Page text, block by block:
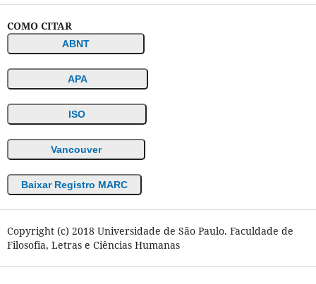
COMO CITAR
ABNT
APA
ISO
Vancouver
Baixar Registro MARC
Copyright (c) 2018 Universidade de São Paulo. Faculdade de
Filosofia, Letras e Ciências Humanas